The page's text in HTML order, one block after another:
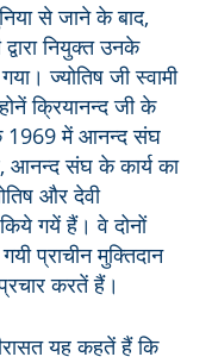
से जाने के बाद,
नियुक्त उनके
ज्योतिष जी स्वामी
क्रियानन्द जी के
1969 में आनन्द संघ
संघ के कार्य का
और देवी
किये गयें हैं। वे दोनों
प्राचीन मुक्तिदान
करतें हैं।
यह कहतें हैं कि